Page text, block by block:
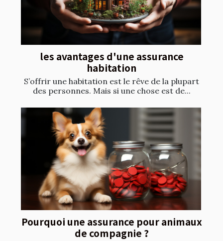
les avantages d'une assurance
habitation
S’offrir une habitation est le rêve de la plupart
des personnes. Mais si une chose est de...
Pourquoi une assurance pour animaux
de compagnie ?